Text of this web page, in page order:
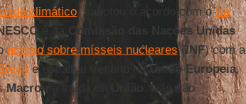
climático, sabotou o acordo com oIrã
Comissão das Nações Unidas
acordo sobre mísseis nucleares(INF) com a
e espalhar veneno naUnião Europeia,
Macron a saída da
. Não são